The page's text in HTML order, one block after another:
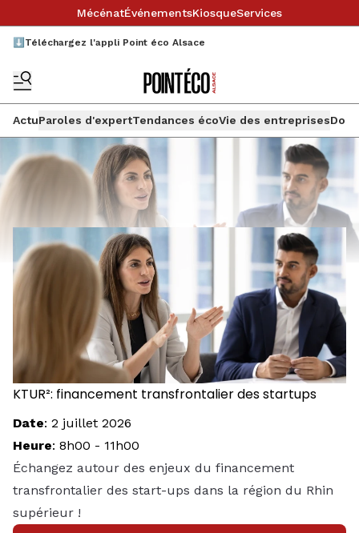
MécénatÉvénementsKiosqueServices
⬇️Téléchargez l'appli Point éco Alsace
ActuParoles d'expertTendances écoVie des entreprises
KTUR²: financement transfrontalier des startups
Date: 2 juillet 2026
Heure: 8h00 - 11h00
Échangez autour des enjeux du financement
transfrontalier des start-ups dans la région du Rhin
supérieur !